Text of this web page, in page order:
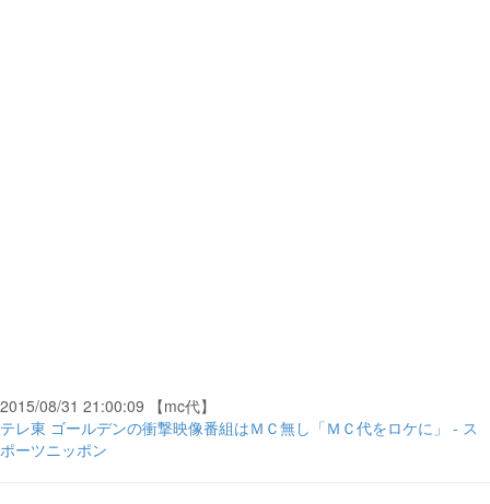
2015/08/31 21:00:09 【mc代】
テレ東 ゴールデンの衝撃映像番組はＭＣ無し「ＭＣ代をロケに」 - ス
ポーツニッポン